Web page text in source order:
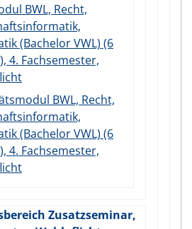
BWL, Recht,
(Bachelor VWL) (6
4. Fachsemester,
BWL, Recht,
(Bachelor VWL) (6
4. Fachsemester,
Zusatzseminar,